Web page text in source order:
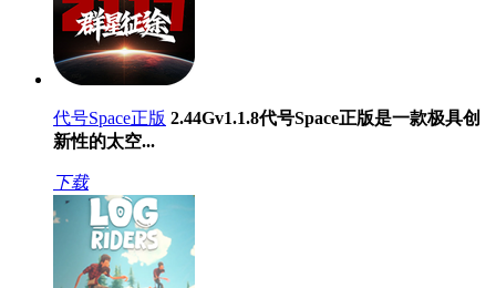
代号Space正版 2.44Gv1.1.8代号Space正版是一款极具创
新性的太空...
下载